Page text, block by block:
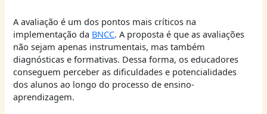
A avaliação é um dos pontos mais críticos na
implementação da BNCC. A proposta é que as avaliações
não sejam apenas instrumentais, mas também
diagnósticas e formativas. Dessa forma, os educadores
conseguem perceber as dificuldades e potencialidades
dos alunos ao longo do processo de ensino-
aprendizagem.